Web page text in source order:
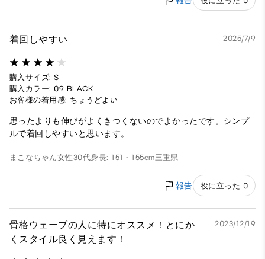
着回しやすい 2025/7/9
購入サイズ: S
購入カラー: 09 BLACK
お客様の着用感: ちょうどよい
思ったよりも伸びがよくきつくないのでよかったです。シンプ
ルで着回しやすいと思います。
まこなちゃん女性30代身長: 151 - 155cm三重県
報告 役に立った 0
骨格ウェーブの人に特にオススメ！とにか
くスタイル良く見えます！
2023/12/19